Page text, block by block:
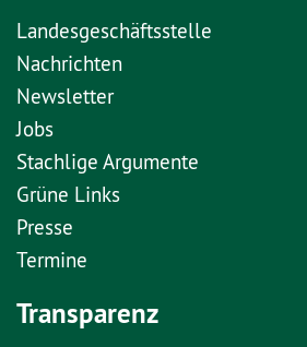
Landesgeschäftsstelle
Nachrichten
Newsletter
Jobs
Stachlige Argumente
Grüne Links
Presse
Termine
Transparenz